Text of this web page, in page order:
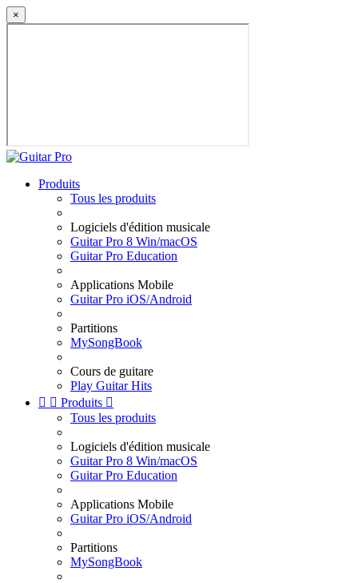
×
Produits
Tous les produits
Logiciels d'édition musicale
Guitar Pro 8 Win/macOS
Guitar Pro Education
Applications Mobile
Guitar Pro iOS/Android
Partitions
MySongBook
Cours de guitare
Play Guitar Hits
  Produits 
Tous les produits
Logiciels d'édition musicale
Guitar Pro 8 Win/macOS
Guitar Pro Education
Applications Mobile
Guitar Pro iOS/Android
Partitions
MySongBook